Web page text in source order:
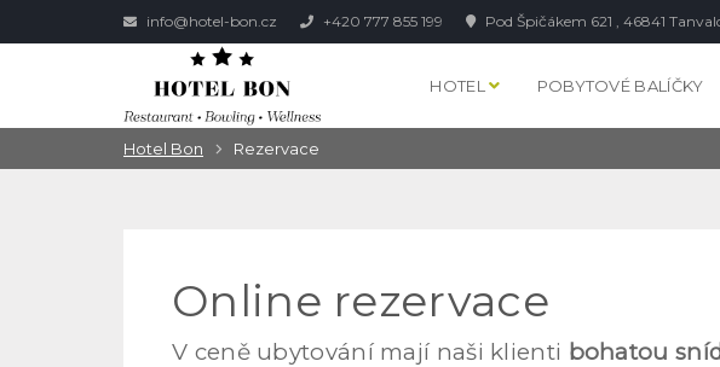
info@hotel-bon.cz +420 777 855 199 Pod Špičákem 621 , 46841
HOTEL POBYTOVÉ BALÍČKY
Hotel Bon Rezervace
Online rezervace
V ceně ubytování mají naši klienti bohatou